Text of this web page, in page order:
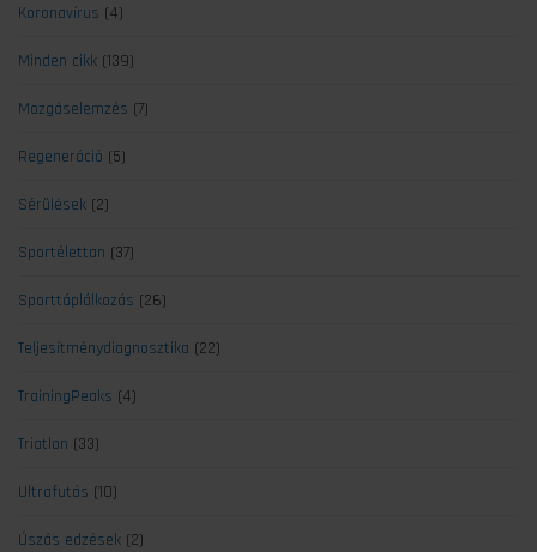
Koronavírus (4)
Minden cikk (139)
Mozgáselemzés (7)
Regeneráció (5)
Sérülések (2)
Sportélettan (37)
Sporttáplálkozás (26)
Teljesítménydiagnosztika (22)
TrainingPeaks (4)
Triatlon (33)
Ultrafutás (10)
Úszás edzések (2)